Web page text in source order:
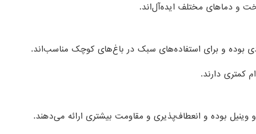
و دماهای مختلف ایده‌آل‌اند.
بوده و برای استفاده‌های سبک در باغ‌های کوچک مناسب‌اند.
کمتری دارند.
وینیل بوده و انعطاف‌پذیری و مقاومت بیشتری ارائه می‌دهند.